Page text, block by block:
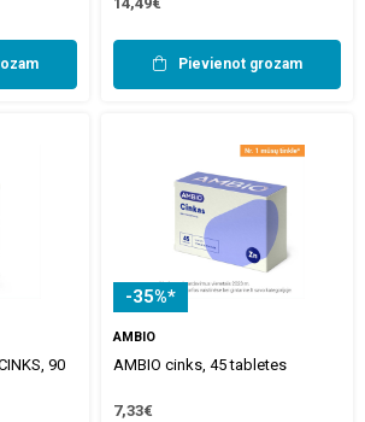
Pievienot grozam
90
-35%*
AMBIO
AMBIO cinks, 45 tabletes
7,33€